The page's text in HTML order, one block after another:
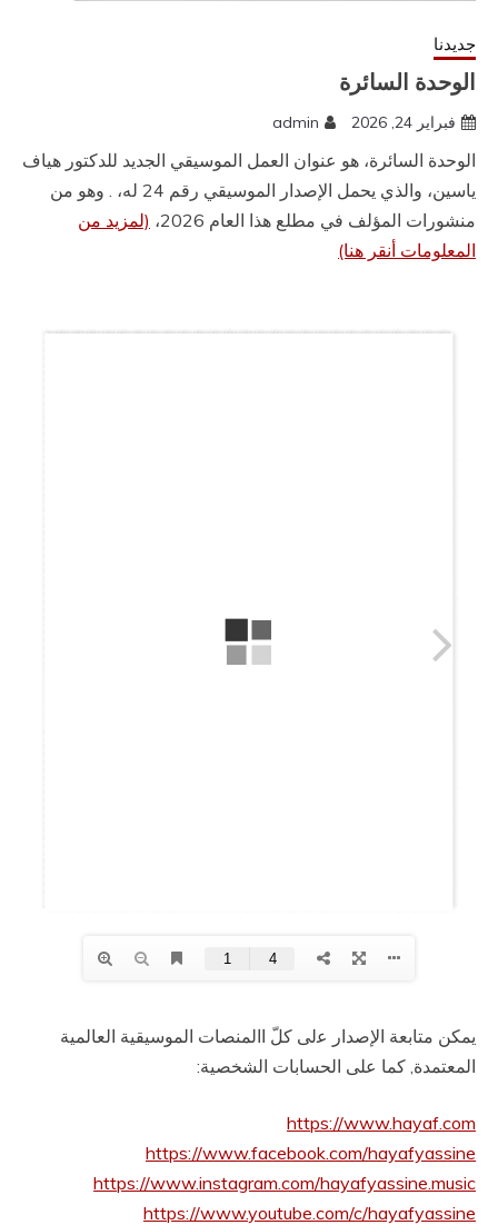
جديدنا
اﻟﻮﺣﺪة اﻟﺴﺎﺋﺮة
فبراير 24, 2026 admin
اﻟﻮﺣﺪة اﻟﺴﺎﺋﺮة، هو عنوان العمل الموسيقي الجديد للدكتور هياف
ياسين، واﻟﺬي ﻳﺤﻤﻞ اﻹﺻﺪار الموسيقي رﻗﻢ 24 له، . وﻫﻮ ﻣﻦ
ﻣﻨﺸﻮرات المؤلف في ﻣﻄﻠﻊ ﻫﺬا اﻟﻌﺎم 2026،
(لمزيد من
المعلومات أنقر هنا)
يمكن ﻣﺘﺎﺑﻌﺔ اﻹﺻﺪار ﻋلى ﻛﻞّ االمنصات الموسيقية العالمية
المعتمدة, كما على الحسابات الشخصية:
https://www.hayaf.com
https://www.facebook.com/hayafyassine
https://www.instagram.com/hayafyassine.music
https://www.youtube.com/c/hayafyassine